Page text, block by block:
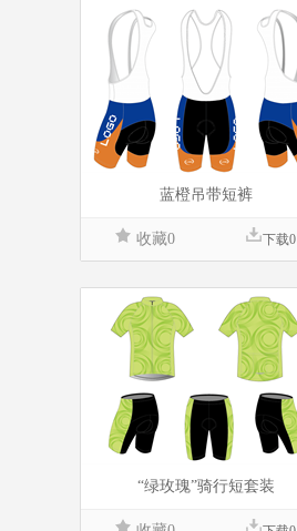
蓝橙吊带短裤
收藏0 下载0
“绿玫瑰”骑行短套装